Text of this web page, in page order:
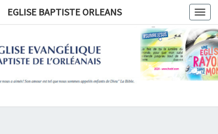
EGLISE BAPTISTE ORLEANS
EGLISE
ORLEANS